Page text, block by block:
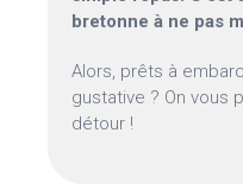
bretonne à ne pas
Alors, prêts à
gustative ? On vous
détour !